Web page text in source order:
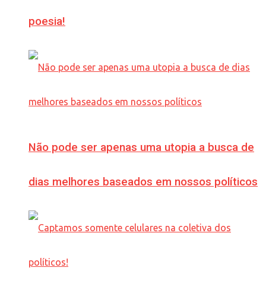
poesia!
Não pode ser apenas uma utopia a busca de
dias melhores baseados em nossos políticos